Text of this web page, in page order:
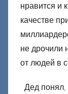
нравится и
качестве
не дрочили
от людей в
Дед понял,